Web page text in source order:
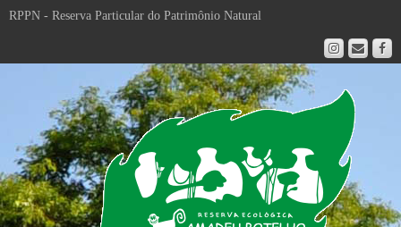
RPPN - Reserva Particular do Patrimônio Natural